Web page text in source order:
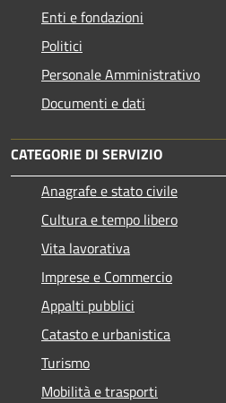
Enti e fondazioni
Politici
Personale Amministrativo
Documenti e dati
CATEGORIE DI SERVIZIO
Anagrafe e stato civile
Cultura e tempo libero
Vita lavorativa
Imprese e Commercio
Appalti pubblici
Catasto e urbanistica
Turismo
Mobilità e trasporti